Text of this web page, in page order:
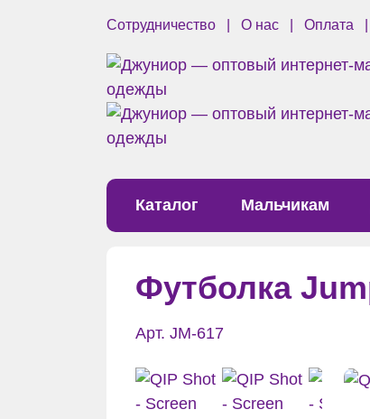
Сотрудничество О нас Оплата
Каталог Мальчикам
Футболка
Арт. JM-617